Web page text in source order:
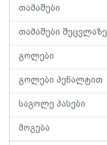
თამაშები
თამაშები შეცვლაზე
გოლები
გოლები პენალტით
საგოლე პასები
მოგება